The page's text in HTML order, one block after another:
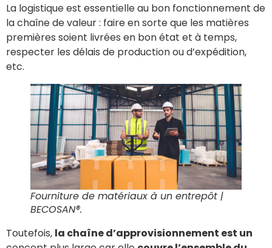
La logistique est essentielle au bon fonctionnement de
la chaîne de valeur : faire en sorte que les matières
premières soient livrées en bon état et à temps,
respecter les délais de production ou d’expédition,
etc.
Fourniture de matériaux à un entrepôt |
BECOSAN®.
Toutefois, la chaîne d’approvisionnement est un